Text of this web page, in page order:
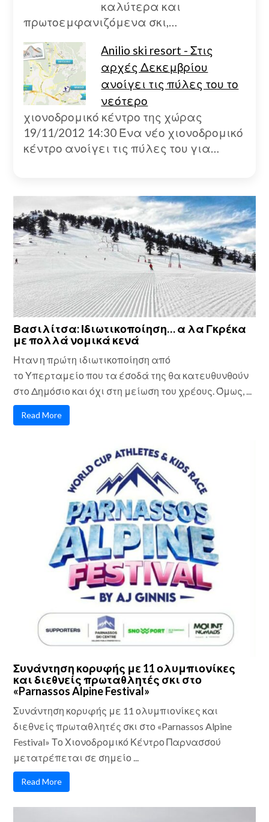
καλύτερα και
πρωτοεμφανιζόμενα σκι,…
Anilio ski resort - Στις
αρχές Δεκεμβρίου
ανοίγει τις πύλες του το
νεότερο
χιονοδρομικό κέντρο της χώρας
19/11/2012 14:30 Ένα νέο χιονοδρομικό
κέντρο ανοίγει τις πύλες του για…
Βασιλίτσα: Ιδιωτικοποίηση… α λα Γκρέκα
με πολλά νομικά κενά
Ηταν η πρώτη ιδιωτικοποίηση από
το Υπερταμείο που τα έσοδά της θα κατευθυνθούν
στο Δημόσιο και όχι στη μείωση του χρέους. Όμως, ...
Read More
Συνάντηση κορυφής με 11 ολυμπιονίκες
και διεθνείς πρωταθλητές σκι στο
«Parnassos Alpine Festival»
Συνάντηση κορυφής με 11 ολυμπιονίκες και
διεθνείς πρωταθλητές σκι στο «Parnassos Alpine
Festival» Το Χιονοδρομικό Κέντρο Παρνασσού
μετατρέπεται σε σημείο ...
Read More